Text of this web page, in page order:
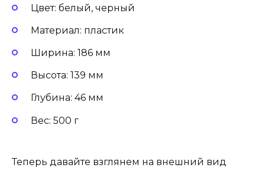
Цвет: белый, черный
Материал: пластик
Ширина: 186 мм
Высота: 139 мм
Глубина: 46 мм
Вес: 500 г
Теперь давайте взглянем на внешний вид